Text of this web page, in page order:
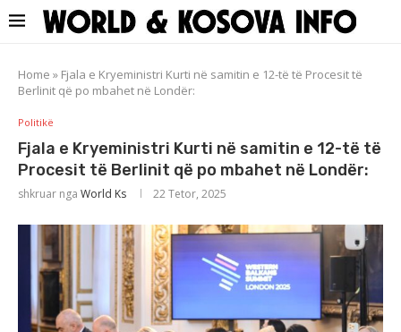
Home » Fjala e Kryeministri Kurti në samitin e 12-të të Procesit të
Berlinit që po mbahet në Londër:
Politikë
Fjala e Kryeministri Kurti në samitin e 12-të të
Procesit të Berlinit që po mbahet në Londër:
shkruar nga World Ks 22 Tetor, 2025